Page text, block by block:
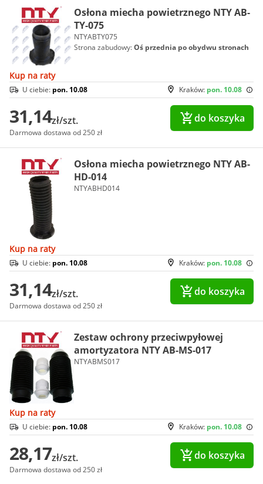
Osłona miecha powietrznego NTY AB-
TY-075
NTYABTY075
Strona zabudowy:Oś przednia po obydwu stronach
Kup na raty
Kraków: pon. 10.08
U ciebie: pon. 10.08
31,14zł/szt.
Darmowa dostawa od 250 zł
do koszyka
Osłona miecha powietrznego NTY AB-
HD-014
NTYABHD014
Kup na raty
Kraków: pon. 10.08
U ciebie: pon. 10.08
31,14zł/szt.
Darmowa dostawa od 250 zł
do koszyka
Zestaw ochrony przeciwpyłowej
amortyzatora NTY AB-MS-017
NTYABMS017
Kup na raty
Kraków: pon. 10.08
U ciebie: pon. 10.08
28,17zł/szt.
Darmowa dostawa od 250 zł
do koszyka